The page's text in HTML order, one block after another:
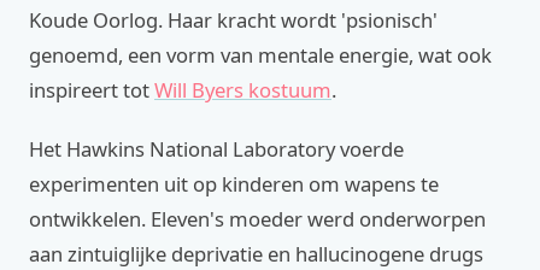
Koude Oorlog. Haar kracht wordt 'psionisch'
genoemd, een vorm van mentale energie, wat ook
inspireert totWill Byers kostuum.
Het Hawkins National Laboratory voerde
experimenten uit op kinderen om wapens te
ontwikkelen. Eleven's moeder werd onderworpen
aan zintuiglijke deprivatie en hallucinogene drugs